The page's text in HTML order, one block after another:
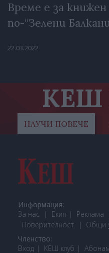
Време е за книжен
по-“Зелени
22.03.2022
КЕШ
НАУЧИ ПОВЕЧЕ
Информация:
За нас
Екип Реклама
Поверителност
Общи
Членство:
Вход
КЕШ клуб Або